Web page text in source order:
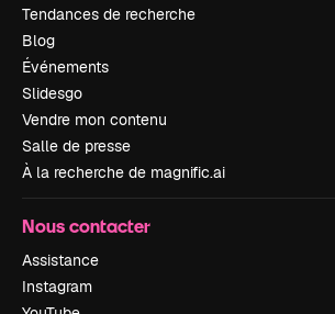
Tendances de recherche
Blog
Événements
Slidesgo
Vendre mon contenu
Salle de presse
À la recherche de magnific.ai
Nous contacter
Assistance
Instagram